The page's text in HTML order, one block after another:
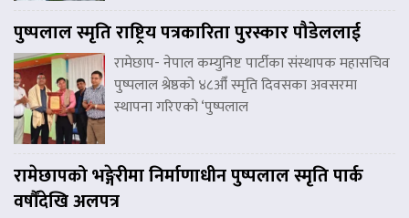
पुष्पलाल स्मृति राष्ट्रिय पत्रकारिता पुरस्कार पौडेललाई
रामेछाप- नेपाल कम्युनिष्ट पार्टीका संस्थापक महासचिव
पुष्पलाल श्रेष्ठको ४८औँ स्मृति दिवसका अवसरमा
स्थापना गरिएको ‘पुष्पलाल
रामेछापको भङ्गेरीमा निर्माणाधीन पुष्पलाल स्मृति पार्क
वर्षौंदेखि अलपत्र